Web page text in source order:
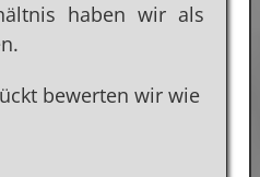
haben wir als
bewerten wir wie